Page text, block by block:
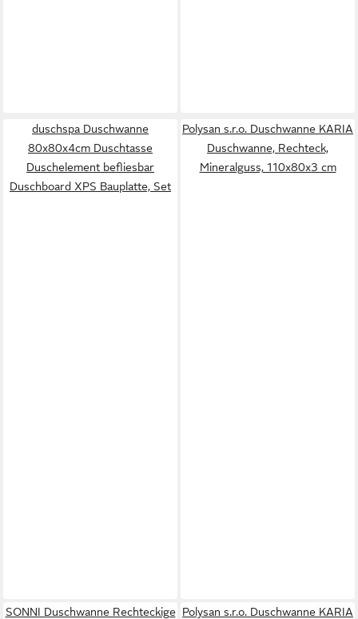
duschspa Duschwanne
80x80x4cm Duschtasse
Duschelement befliesbar
Duschboard XPS Bauplatte, Set
Polysan s.r.o. Duschwanne KARIA
Duschwanne, Rechteck,
Mineralguss, 110x80x3 cm
SONNI Duschwanne Rechteckige Polysan s.r.o. Duschwanne KARIA